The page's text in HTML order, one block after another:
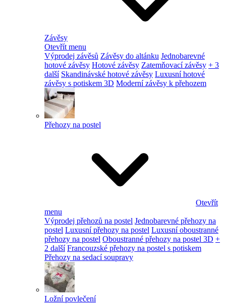
Závěsy
Otevřít menu
Výprodej závěsů Závěsy do altánku Jednobarevné
hotové závěsy Hotové závěsy Zatemňovací závěsy + 3
další Skandinávské hotové závěsy Luxusní hotové
závěsy s potiskem 3D Moderní závěsy k přehozem
Přehozy na postel
Otevřít
menu
Výprodej přehozů na postel Jednobarevné přehozy na
postel Luxusní přehozy na postel Luxusní oboustranné
přehozy na postel Oboustranné přehozy na postel 3D +
2 další Francouzské přehozy na postel s potiskem
Přehozy na sedací soupravy
Ložní povlečení